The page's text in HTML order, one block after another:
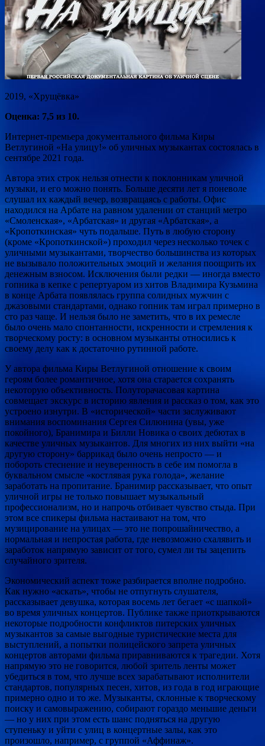
2019, «Хрущёвка»
Оценка: 7,5 из 10.
Интернет-премьера документального фильма Киры
Ветлугиной «На улицу!» об уличных музыкантах состоялась в
сентябре 2021 года.
Автора этих строк нельзя отнести к поклонникам уличной
музыки, и его можно понять. Больше десяти лет я поневоле
слушал их каждый вечер, возвращаясь с работы. Офис
находился на Арбате на равном удалении от станций метро
«Смоленская», «Арбатская» и другая «Арбатская», а
«Кропоткинская» чуть подальше. Путь в любую сторону
(кроме «Кропоткинской») проходил через несколько точек с
уличными музыкантами, творчество большинства из которых
не вызывало положительных эмоций и желания поощрить их
денежным взносом. Исключения были редки — иногда вместо
гопника в кепке с репертуаром из хитов Владимира Кузьмина
в конце Арбата появлялась группа солидных мужчин с
джазовыми стандартами, однако гопник там играл примерно в
сто раз чаще. И нельзя было не заметить, что в их ремесле
было очень мало спонтанности, искренности и стремления к
творческому росту: в основном музыканты относились к
своему делу как к достаточно рутинной работе.
У автора фильма Киры Ветлугиной отношение к своим
героям более романтичное, хотя она старается сохранять
некоторую объективность. Полуторачасовая картина
совмещает экскурс в историю явления и рассказ о том, как это
устроено изнутри. В «исторической» части заслуживают
внимания воспоминания Сергея Силюнина (увы, уже
покойного), Бранимира и Билли Новика о своих дебютах в
качестве уличных музыкантов. Для многих из них выйти «на
другую сторону» баррикад было очень непросто — и
побороть стеснение и неуверенность в себе им помогла в
буквальном смысле «костлявая рука голода», желание
заработать на пропитание. Бранимир рассказывает, что опыт
уличной игры не только повышает музыкальный
профессионализм, но и напрочь отбивает чувство стыда. При
этом все спикеры фильма настаивают на том, что
музицирование на улицах — это не попрошайничество, а
нормальная и непростая работа, где невозможно схалявить и
заработок напрямую зависит от того, сумел ли ты зацепить
случайного зрителя.
Экономический аспект тоже разбирается вполне подробно.
Как нужно «аскать», чтобы не отпугнуть слушателя,
рассказывает девушка, которая восемь лет бегает «с шапкой»
во время уличных концертов. Публике также приоткрываются
некоторые подробности конфликтов питерских уличных
музыкантов за самые выгодные туристические места для
выступлений, а попытки полицейского запрета уличных
концертов авторами фильма приравниваются к трагедии. Хотя
напрямую это не говорится, любой зритель ленты может
убедиться в том, что лучше всех зарабатывают исполнители
стандартов, популярных песен, хитов, из года в год играющие
примерно одно и то же. Музыканты, склонные к творческому
поиску и самовыражению, собирают гораздо меньшие деньги
— но у них при этом есть шанс подняться на другую
ступеньку и уйти с улиц в концертные залы, как это
произошло, например, с группой «Аффинаж».